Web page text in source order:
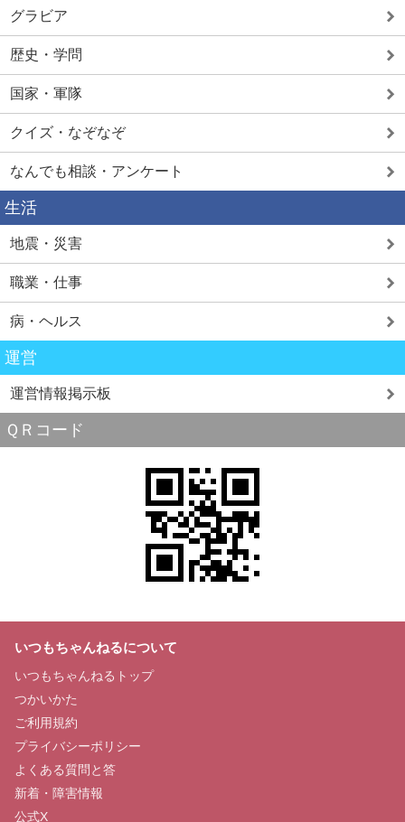
グラビア
歴史・学問
国家・軍隊
クイズ・なぞなぞ
なんでも相談・アンケート
生活
地震・災害
職業・仕事
病・ヘルス
運営
運営情報掲示板
ＱＲコード
いつもちゃんねるについて
いつもちゃんねるトップ
つかいかた
ご利用規約
プライバシーポリシー
よくある質問と答
新着・障害情報
公式X